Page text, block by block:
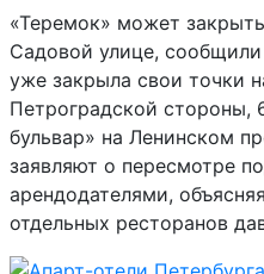
«Теремок» может
Садовой улице,
уже закрыла свои точки
Петроградской стороны,
бульвар» на Ленинском
заявляют о пересмотре
арендодателями,
отдельных ресторанов